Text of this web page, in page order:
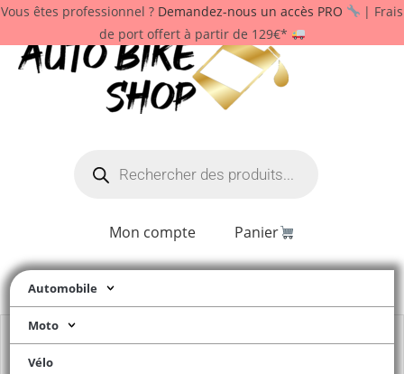
Vous êtes professionnel ? Demandez-nous un accès PRO
| Frais
de port offert à partir de 129€*
Mon compte Panier
Automobile
Moto
Vélo